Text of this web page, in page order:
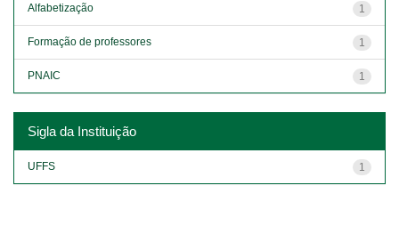
1
Alfabetização
1
Formação de professores
1
PNAIC
Sigla da Instituição
1
UFFS